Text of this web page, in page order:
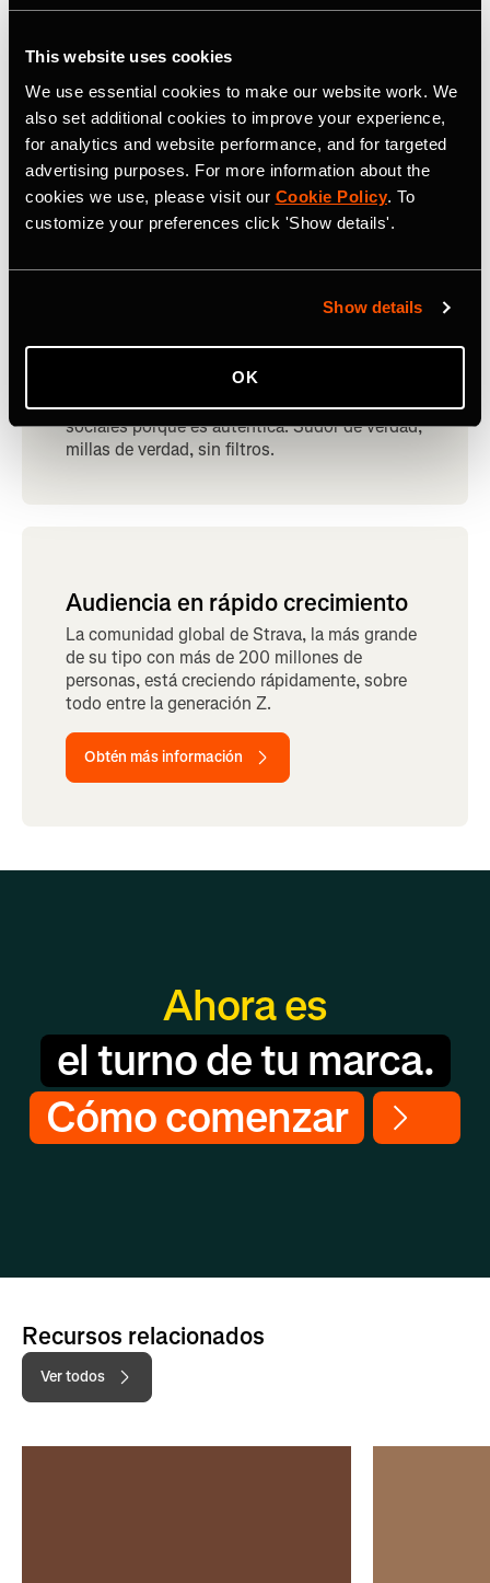
This website uses cookies
We use essential cookies to make our website work. We
also set additional cookies to improve your experience,
for analytics and website performance, and for targeted
advertising purposes. For more information about the
cookies we use, please visit our Cookie Policy. To
customize your preferences click 'Show details'.
Show details
OK
Un entorno seguro para la marca
No somos un lugar para el odio ni los
conflictos, sino una plataforma donde las
personas comparten sus vidas activas y
animan a otros a hacer lo mismo.
Strava se distingue de otras aplicaciones
sociales porque es auténtica. Sudor de verdad,
millas de verdad, sin filtros.
Audiencia en rápido crecimiento
La comunidad global de Strava, la más grande
de su tipo con más de 200 millones de
personas, está creciendo rápidamente, sobre
todo entre la generación Z.
Obtén más información
Ahora es
el turno de tu marca.
Cómo comenzar
Recursos relacionados
Ver todos